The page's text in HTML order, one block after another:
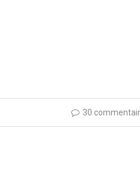
30